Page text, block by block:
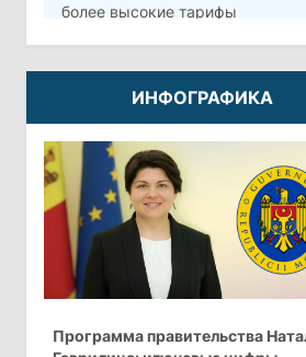
более высокие тарифы
10:12/Безопасность
Молдова готовит программу по
укреплению обороны
более 10 млрд леев на
пять лет
4 августа 2026
15:15
Экономика
европейских стран с самой
ИНФОГРАФИКА
Программа правительства